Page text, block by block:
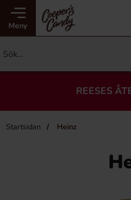
Meny
REESES
Startsidan Heinz